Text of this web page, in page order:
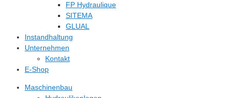
FP Hydraulique
SITEMA
GLUAL
Instandhaltung
Unternehmen
Kontakt
E-Shop
Maschinenbau